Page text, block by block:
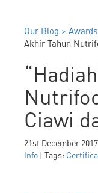
Our Blog > Awards
Akhir Tahun
Ciawi
21st December
Info | Tags: